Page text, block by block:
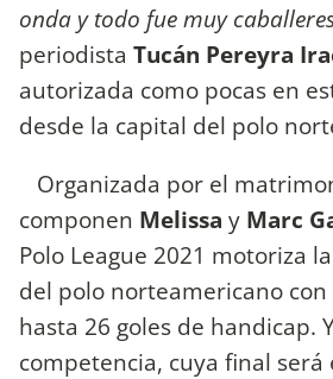
onda y todo fue muy
periodista Tucán Pereyra
autorizada como pocas en
desde la capital del polo
Organizada por el
componen Melissa y Marc
Polo League 2021 motoriza
del polo norteamericano
hasta 26 goles de handicap.
competencia, cuya final